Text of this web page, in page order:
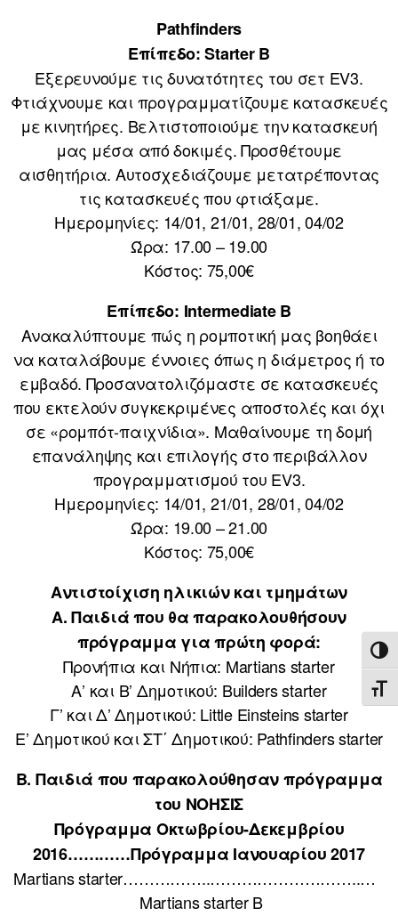
Pathfinders
Επίπεδο: Starter B
Εξερευνούμε τις δυνατότητες του σετ EV3.
Φτιάχνουμε και προγραμματίζουμε κατασκευές
με κινητήρες. Βελτιστοποιούμε την κατασκευή
μας μέσα από δοκιμές. Προσθέτουμε
αισθητήρια. Αυτοσχεδιάζουμε μετατρέποντας
τις κατασκευές που φτιάξαμε.
Ημερομηνίες: 14/01, 21/01, 28/01, 04/02
Ώρα: 17.00 – 19.00
Κόστος: 75,00€
Επίπεδο: Intermediate B
Ανακαλύπτουμε πώς η ρομποτική μας βοηθάει
να καταλάβουμε έννοιες όπως η διάμετρος ή το
εμβαδό. Προσανατολιζόμαστε σε κατασκευές
που εκτελούν συγκεκριμένες αποστολές και όχι
σε «ρομπότ-παιχνίδια». Μαθαίνουμε τη δομή
επανάληψης και επιλογής στο περιβάλλον
προγραμματισμού του EV3.
Ημερομηνίες: 14/01, 21/01, 28/01, 04/02
Ώρα: 19.00 – 21.00
Κόστος: 75,00€
Αντιστοίχιση ηλικιών και τμημάτων
Α. Παιδιά που θα παρακολουθήσουν
πρόγραμμα για πρώτη φορά:
Προνήπια και Νήπια: Martians starter
Α’ και Β’ Δημοτικού: Builders starter
Γ’ και Δ’ Δημοτικού: Little Einsteins starter
Ε’ Δημοτικού και ΣΤ΄ Δημοτικού: Pathfinders starter
Β. Παιδιά που παρακολούθησαν πρόγραμμα
του ΝΟΗΣΙΣ
Πρόγραμμα Οκτωβρίου-Δεκεμβρίου
2016…………Πρόγραμμα Ιανουαρίου 2017
Martians starter……………..………………………..…
Martians starter B